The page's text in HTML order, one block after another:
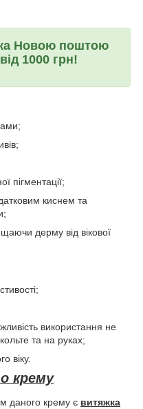
Новою поштою
1000 грн!
пігментації;
киснем та
дерму від вікової
використання не
та на руках;
віку.
крему
даного крему є витяжка